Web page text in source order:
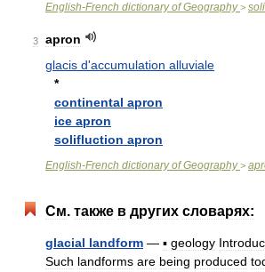
English-French dictionary of Geography >
3
apron
glacis d'accumulation alluviale
*
continental apron
ice apron
solifluction apron
English-French dictionary of Geography >
См. также в других словарях:
glacial landform — ▪ geology
Such landforms are being produced